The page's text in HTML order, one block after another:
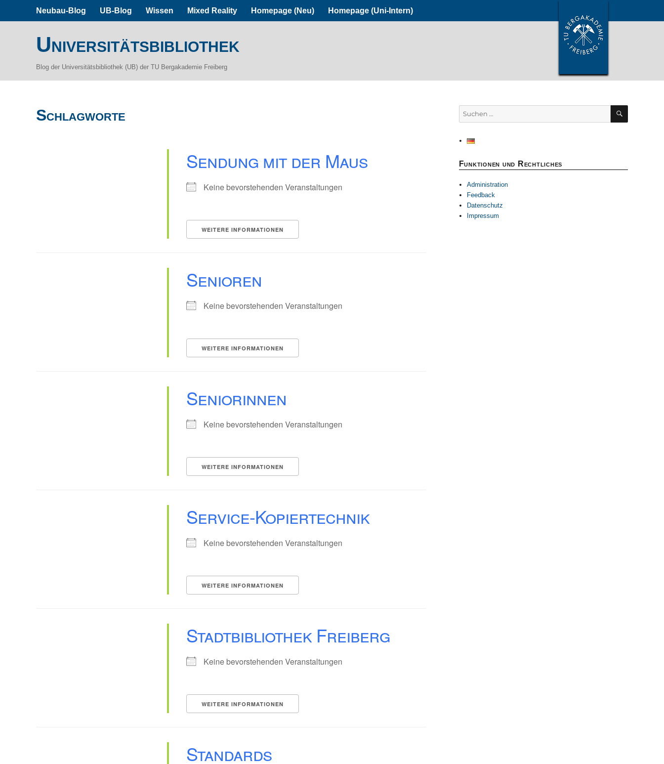
Neubau-Blog UB-Blog Wissen Mixed Reality Homepage (Neu) Homepage (Uni-Intern)
Universitätsbibliothek
Blog der Universitätsbibliothek (UB) der TU Bergakademie Freiberg
Schlagworte
Sendung mit der Maus
Keine bevorstehenden Veranstaltungen
WEITERE INFORMATIONEN
Senioren
Keine bevorstehenden Veranstaltungen
WEITERE INFORMATIONEN
Seniorinnen
Keine bevorstehenden Veranstaltungen
WEITERE INFORMATIONEN
Service-Kopiertechnik
Keine bevorstehenden Veranstaltungen
WEITERE INFORMATIONEN
Stadtbibliothek Freiberg
Keine bevorstehenden Veranstaltungen
WEITERE INFORMATIONEN
Standards
Suchen
nach:
SUCHEN
Funktionen und Rechtliches
Administration
Feedback
Datenschutz
Impressum